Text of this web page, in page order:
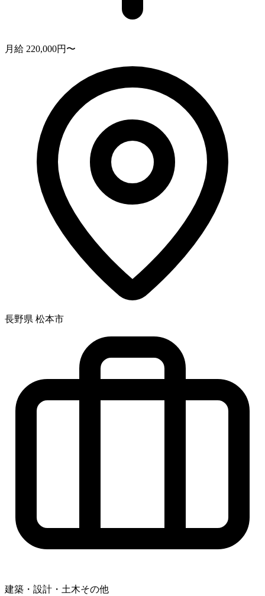
月給 220,000円〜
長野県 松本市
建築・設計・土木その他